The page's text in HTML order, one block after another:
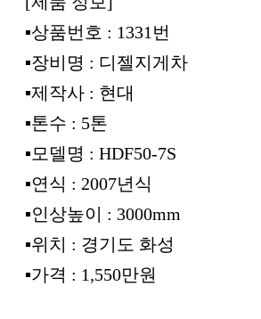
▪︎상품번호 : 1331번
▪︎장비명 : 디젤지게차
▪︎제작사 : 현대
▪︎톤수 : 5톤
▪︎모델명 : HDF50-7S
▪︎연식 : 2007년식
▪︎인상높이 : 3000mm
▪︎위치 : 경기도 화성
▪︎가격 : 1,550만원